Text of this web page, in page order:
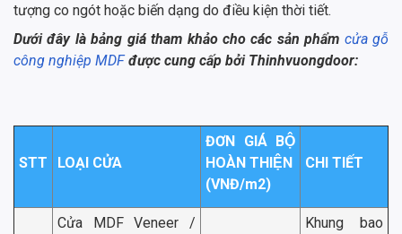
tượng co ngót hoặc biến dạng do điều kiện thời tiết.
Dưới đây là bảng giá tham khảo cho các sản phẩm cửa gỗ
công nghiệp MDFđược cung cấp bởi Thinhvuongdoor:
STT LOẠI CỬA
ĐƠN GIÁ BỘ
HOÀN THIỆN
(VNĐ/m2)
CHI TIẾT
Cửa MDF Veneer /
Khung bao